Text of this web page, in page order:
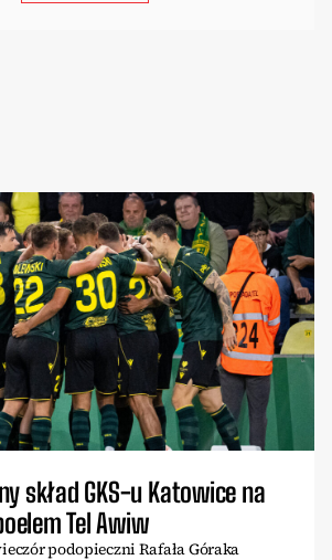
skład GKS-u Katowice na
Tel Awiw
podopieczni Rafała Góraka